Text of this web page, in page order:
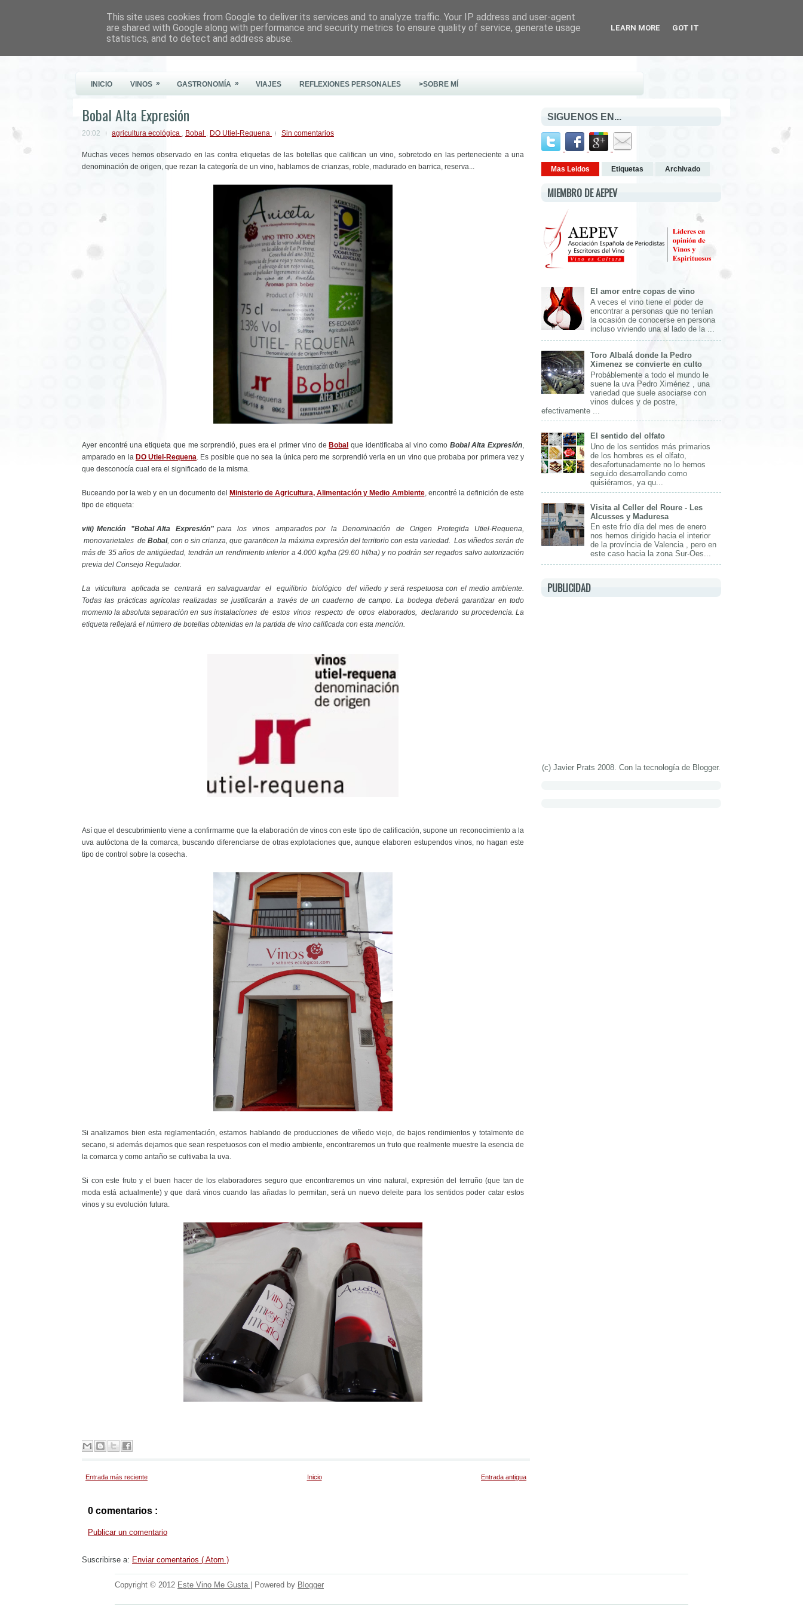
Este Vino Me Gusta
INICIO VINOS » GASTRONOMÍA » VIAJES REFLEXIONES PERSONALES >SOBRE MÍ
Bobal Alta Expresión
20:02 agricultura ecológica , Bobal , DO Utiel-Requena Sin comentarios
Muchas veces hemos observado en las contra etiquetas de las botellas que califican un vino, sobretodo en las perteneciente a una
denominación de origen, que rezan la categoría de un vino, hablamos de crianzas, roble, madurado en barrica, reserva...
Ayer encontré una etiqueta que me sorprendió, pues era el primer vino de Bobal que identificaba al vino como Bobal Alta Expresión,
amparado en la DO Utiel-Requena. Es posible que no sea la única pero me sorprendió verla en un vino que probaba por primera vez y
que desconocía cual era el significado de la misma.
Buceando por la web y en un documento del Ministerio de Agricultura, Alimentación y Medio Ambiente, encontré la definición de este
tipo de etiqueta:
viii) Mención ”Bobal Alta Expresión” para los vinos amparados por la Denominación de Origen Protegida Utiel‐Requena,
monovarietales deBobal, con o sin crianza, que garanticen la máxima expresión del territorio con esta variedad. Los viñedos serán de
más de 35 años de antigüedad, tendrán un rendimiento inferior a 4.000 kg/ha (29.60 hl/ha) y no podrán ser regados salvo autorización
previa del Consejo Regulador.
La viticultura aplicada se centrará en salvaguardar el equilibrio biológico del viñedo y será respetuosa con el medio ambiente.
Todas las prácticas agrícolas realizadas se justificarán a través de un cuaderno de campo. La bodega deberá garantizar en todo
momento la absoluta separación en sus instalaciones de estos vinos respecto de otros elaborados, declarando su procedencia. La
etiqueta reflejará el número de botellas obtenidas en la partida de vino calificada con esta mención.
Así que el descubrimiento viene a confirmarme que la elaboración de vinos con este tipo de calificación, supone un reconocimiento a la
uva autóctona de la comarca, buscando diferenciarse de otras explotaciones que, aunque elaboren estupendos vinos, no hagan este
tipo de control sobre la cosecha.
Si analizamos bien esta reglamentación, estamos hablando de producciones de viñedo viejo, de bajos rendimientos y totalmente de
secano, si además dejamos que sean respetuosos con el medio ambiente, encontraremos un fruto que realmente muestre la esencia de
la comarca y como antaño se cultivaba la uva.
Si con este fruto y el buen hacer de los elaboradores seguro que encontraremos un vino natural, expresión del terruño (que tan de
moda está actualmente) y que dará vinos cuando las añadas lo permitan, será un nuevo deleite para los sentidos poder catar estos
vinos y su evolución futura.
Entrada más reciente Entrada antigua
Inicio
0 comentarios :
Publicar un comentario
Suscribirse a: Enviar comentarios ( Atom )
SIGUENOS EN...
Mas Leidos Etiquetas Archivado
MIEMBRO DE AEPEV
El amor entre copas de vino
A veces el vino tiene el poder de
encontrar a personas que no tenían
la ocasión de conocerse en persona
incluso viviendo una al lado de la ...
Toro Albalá donde la Pedro
Ximenez se convierte en culto
Probáblemente a todo el mundo le
suene la uva Pedro Ximénez , una
variedad que suele asociarse con
vinos dulces y de postre,
efectivamente ...
El sentido del olfato
Uno de los sentidos más primarios
de los hombres es el olfato,
desafortunadamente no lo hemos
seguido desarrollando como
quisiéramos, ya qu...
Visita al Celler del Roure - Les
Alcusses y Maduresa
En este frío día del mes de enero
nos hemos dirigido hacia el interior
de la província de Valencia , pero en
este caso hacia la zona Sur-Oes...
PUBLICIDAD
(c) Javier Prats 2008. Con la tecnología de Blogger.
Copyright © 2012 Este Vino Me Gusta | Powered by Blogger
This site uses cookies from Google to deliver its services and to analyze traffic. Your IP address and user-agent
are shared with Google along with performance and security metrics to ensure quality of service, generate usage
statistics, and to detect and address abuse.
LEARN MORE GOT IT